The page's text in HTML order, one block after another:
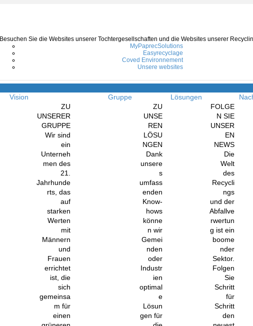
Besuchen Sie die Websites unserer Tochtergesellschaften und die Websites unserer
MyPaprecSolutions
Easyrecyclage
Coved Environnement
Unsere websites
Navigation
Vision
Gruppe
ZU
UNSERER
GRUPPE
Wir sind
ein
Unterneh
men des
21.
Jahrhunde
rts, das
auf
starken
Werten
mit
Männern
und
Frauen
errichtet
ist, die
sich
gemeinsa
m für
einen
Lösungen
ZU
UNSE
REN
LÖSU
NGEN
Dank
unsere
s
umfass
enden
Know-
hows
könne
n wir
Gemei
nden
oder
Industr
ien
optimal
e
Lösun
gen für
FOLGE
N SIE
UNSER
EN
NEWS
Die
Welt
des
Recycli
ngs
und der
Abfallve
rwertun
g ist ein
boome
nder
Sektor.
Folgen
Sie
Schritt
für
Schritt
den